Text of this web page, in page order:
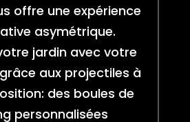
offre une expérience
asymétrique.
jardin avec votre
aux projectiles à
des boules de
personnalisées